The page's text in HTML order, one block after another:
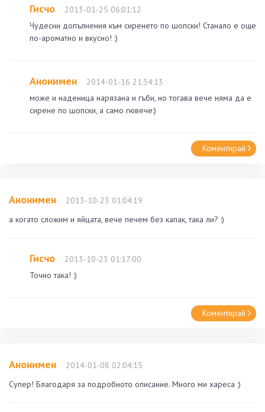
Гисчо
2013-01-25 06:01:12
Чудесни допълнения към сиренето по шопски! Станало е още
по-ароматно и вкусно! :)
Анонимен
2014-01-16 21:34:13
може и наденица нарязана и гъби, но тогава вече няма да е
сирене по шопски, а само гювече:)
Коментирай
Анонимен
2013-10-23 01:04:19
а когато сложим и яйцата, вече печем без капак, така ли? :)
Гисчо
2013-10-23 01:17:00
Точно така! :)
Коментирай
Анонимен
2014-01-08 02:04:15
Супер! Благодаря за подробното описание. Много ми хареса :)